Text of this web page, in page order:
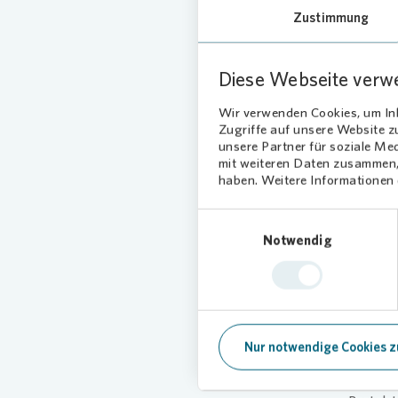
Zustimmung
Diese Webseite
Wir verwenden Cookies, um
Zugriffe auf unsere Website
unsere Partner für soziale
mit weiteren Daten
haben. Weitere Informationen
Notwendig
Nur notwendige Cookies
Mit
Für die
Laub,
erklärt
„So
und